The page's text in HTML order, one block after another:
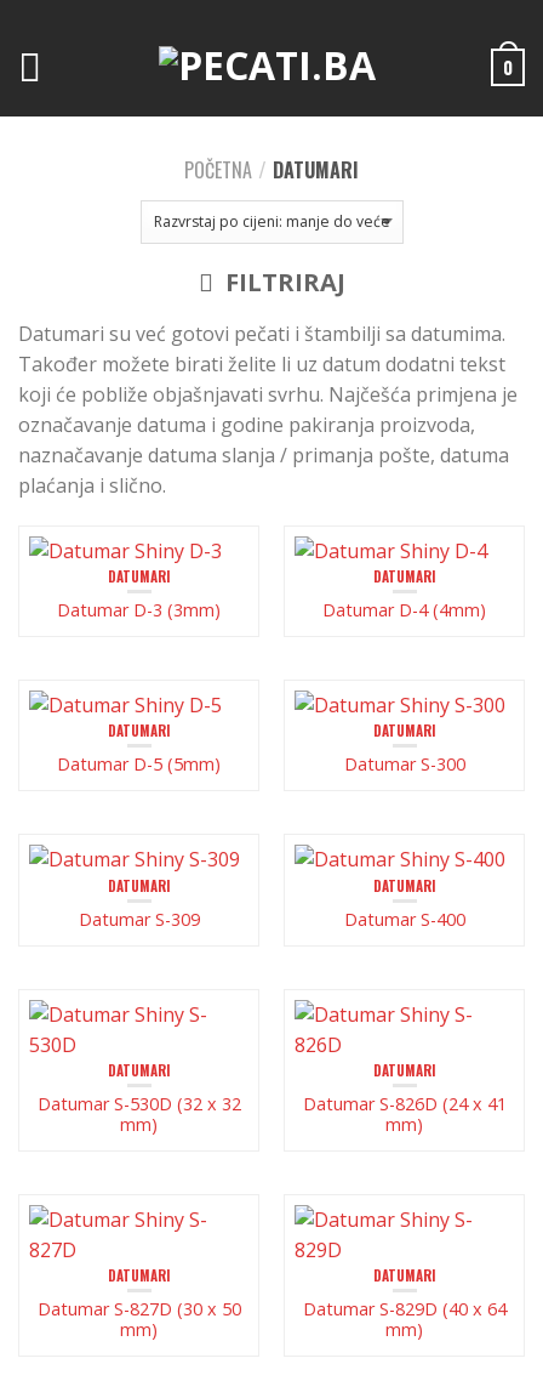
0
POČETNA / DATUMARI
FILTRIRAJ
Datumari su već gotovi pečati i štambilji sa datumima.
Također možete birati želite li uz datum dodatni tekst
koji će pobliže objašnjavati svrhu. Najčešća primjena je
označavanje datuma i godine pakiranja proizvoda,
naznačavanje datuma slanja / primanja pošte, datuma
plaćanja i slično.
DATUMARI
Datumar D-3 (3mm)
DATUMARI
Datumar D-4 (4mm)
DATUMARI
Datumar D-5 (5mm)
DATUMARI
Datumar S-300
DATUMARI
Datumar S-309
DATUMARI
Datumar S-400
DATUMARI
Datumar S-530D (32 x 32
mm)
DATUMARI
Datumar S-826D (24 x 41
mm)
DATUMARI
Datumar S-827D (30 x 50
mm)
DATUMARI
Datumar S-829D (40 x 64
mm)